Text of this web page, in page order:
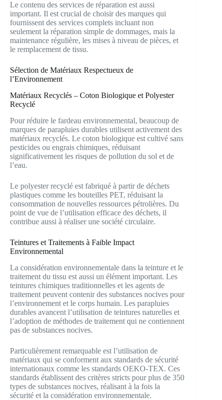
Le contenu des services de réparation est aussi
important. Il est crucial de choisir des marques qui
fournissent des services complets incluant non
seulement la réparation simple de dommages, mais la
maintenance régulière, les mises à niveau de pièces, et
le remplacement de tissu.
Sélection de Matériaux Respectueux de
l’Environnement
Matériaux Recyclés – Coton Biologique et Polyester
Recyclé
Pour réduire le fardeau environnemental, beaucoup de
marques de parapluies durables utilisent activement des
matériaux recyclés. Le coton biologique est cultivé sans
pesticides ou engrais chimiques, réduisant
significativement les risques de pollution du sol et de
l’eau.
Le polyester recyclé est fabriqué à partir de déchets
plastiques comme les bouteilles PET, réduisant la
consommation de nouvelles ressources pétrolières. Du
point de vue de l’utilisation efficace des déchets, il
contribue aussi à réaliser une société circulaire.
Teintures et Traitements à Faible Impact
Environnemental
La considération environnementale dans la teinture et le
traitement du tissu est aussi un élément important. Les
teintures chimiques traditionnelles et les agents de
traitement peuvent contenir des substances nocives pour
l’environnement et le corps humain. Les parapluies
durables avancent l’utilisation de teintures naturelles et
l’adoption de méthodes de traitement qui ne contiennent
pas de substances nocives.
Particulièrement remarquable est l’utilisation de
matériaux qui se conforment aux standards de sécurité
internationaux comme les standards OEKO-TEX. Ces
standards établissent des critères stricts pour plus de 350
types de substances nocives, réalisant à la fois la
sécurité et la considération environnementale.